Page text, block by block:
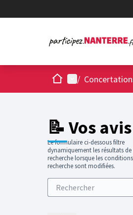
AccueilMenu principal
/
📝 Vos avis
Le formulaire ci-dessous filtre
dynamiquement les résultats de
recherche lorsque les
recherche sont modifiées.